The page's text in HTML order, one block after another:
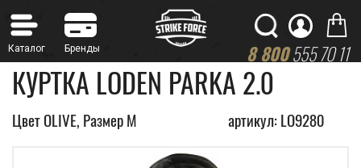
8 800555 70 11
КУРТКА LODEN PARKA 2.0
Цвет OLIVE, Размер M артикул: LO9280